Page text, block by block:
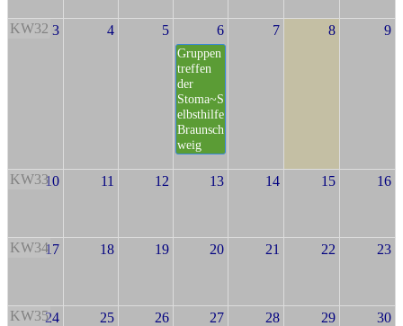
KW32 3 4 5 6
Gruppen
treffen
der
Stoma~S
elbsthilfe
Braunsch
weig
7 8 9
KW3310 11 12 13 14 15 16
KW3417 18 19 20 21 22 23
KW3524 25 26 27 28 29 30